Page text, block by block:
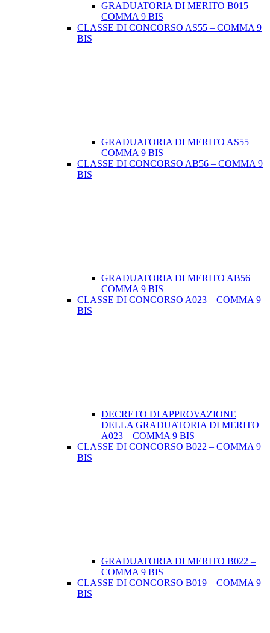
GRADUATORIA DI MERITO B015 –
COMMA 9 BIS
CLASSE DI CONCORSO AS55 – COMMA 9
BIS
GRADUATORIA DI MERITO AS55 –
COMMA 9 BIS
CLASSE DI CONCORSO AB56 – COMMA 9
BIS
GRADUATORIA DI MERITO AB56 –
COMMA 9 BIS
CLASSE DI CONCORSO A023 – COMMA 9
BIS
DECRETO DI APPROVAZIONE
DELLA GRADUATORIA DI MERITO
A023 – COMMA 9 BIS
CLASSE DI CONCORSO B022 – COMMA 9
BIS
GRADUATORIA DI MERITO B022 –
COMMA 9 BIS
CLASSE DI CONCORSO B019 – COMMA 9
BIS